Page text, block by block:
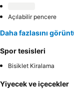
Açılabilir pencere
Daha fazlasını
Spor tesisleri
Bisiklet Kiralama
Yiyecek ve içecekler